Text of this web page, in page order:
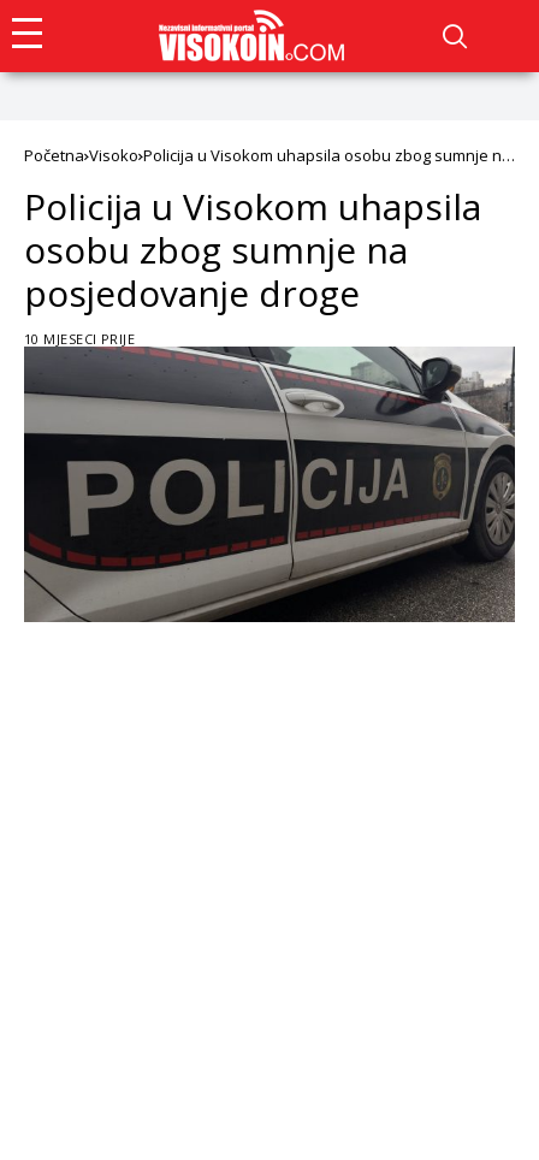
Početna Visoko Policija u Visokom uhapsila osobu zbog sumnje na
Policija u Visokom uhapsila
osobu zbog sumnje na
posjedovanje droge
10 MJESECI PRIJE